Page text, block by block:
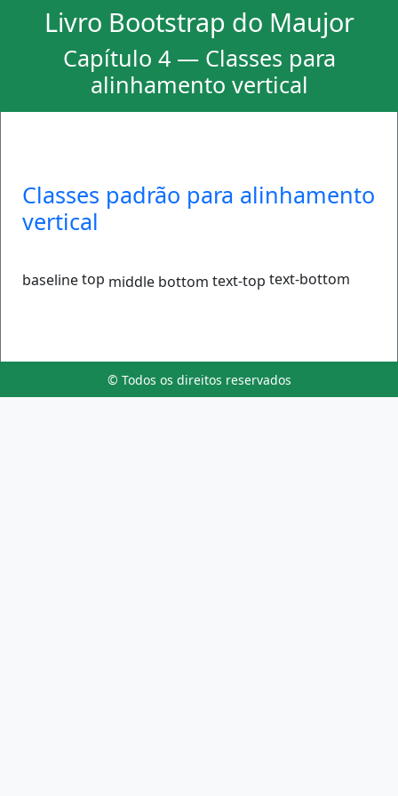
Livro Bootstrap do Maujor
Capítulo 4 — Classes para
alinhamento vertical
Classes padrão para alinhamento
vertical
baselinetop middle bottom text-top text-bottom
© Todos os direitos reservados